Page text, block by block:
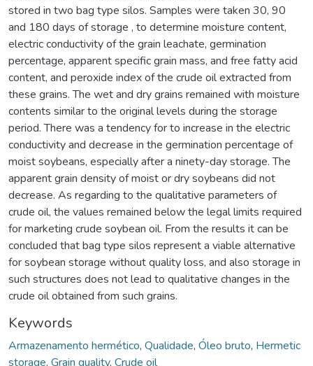
stored in two bag type silos. Samples were taken 30, 90
and 180 days of storage , to determine moisture content,
electric conductivity of the grain leachate, germination
percentage, apparent specific grain mass, and free fatty acid
content, and peroxide index of the crude oil extracted from
these grains. The wet and dry grains remained with moisture
contents similar to the original levels during the storage
period. There was a tendency for to increase in the electric
conductivity and decrease in the germination percentage of
moist soybeans, especially after a ninety-day storage. The
apparent grain density of moist or dry soybeans did not
decrease. As regarding to the qualitative parameters of
crude oil, the values remained below the legal limits required
for marketing crude soybean oil. From the results it can be
concluded that bag type silos represent a viable alternative
for soybean storage without quality loss, and also storage in
such structures does not lead to qualitative changes in the
crude oil obtained from such grains.
Keywords
Armazenamento hermético, Qualidade, Óleo bruto, Hermetic
storage, Grain quality, Crude oil